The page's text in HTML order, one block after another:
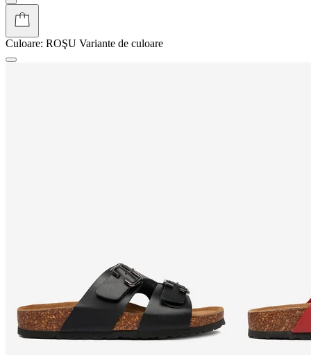
Culoare: ROŞU Variante de culoare